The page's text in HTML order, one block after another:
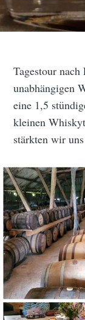
Tagestour
unabhängigen
eine 1,5
kleinen
stärkten wir